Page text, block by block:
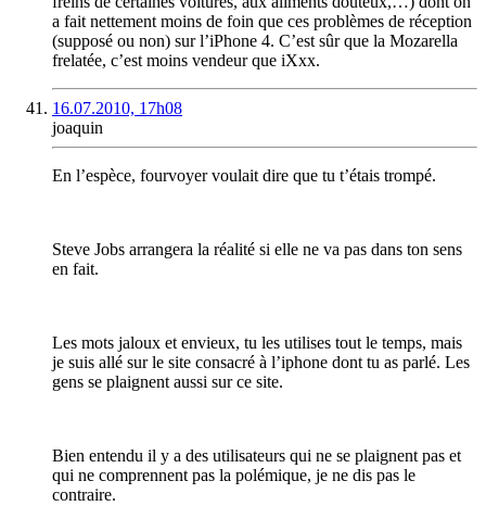
a fait nettement moins de foin que ces problèmes de réception
(supposé ou non) sur l’iPhone 4. C’est sûr que la Mozarella
frelatée, c’est moins vendeur que iXxx.
16.07.2010, 17h08
joaquin
En l’espèce, fourvoyer voulait dire que tu t’étais trompé.
Steve Jobs arrangera la réalité si elle ne va pas dans ton sens
en fait.
Les mots jaloux et envieux, tu les utilises tout le temps, mais
je suis allé sur le site consacré à l’iphone dont tu as parlé. Les
gens se plaignent aussi sur ce site.
Bien entendu il y a des utilisateurs qui ne se plaignent pas et
qui ne comprennent pas la polémique, je ne dis pas le
contraire.